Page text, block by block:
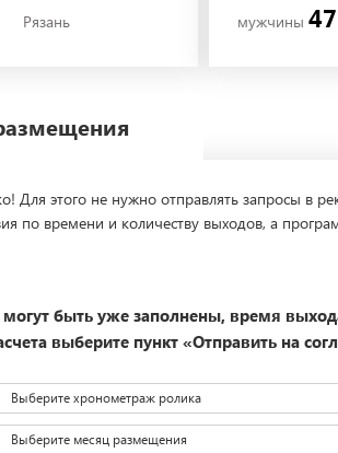
Рязань мужчины
Для этого не нужно отправлять запросы в
по времени и количеству выходов, а
быть уже заполнены, время
выберите пункт «Отправить на
Выберите хронометраж ролика
Выберите месяц размещения